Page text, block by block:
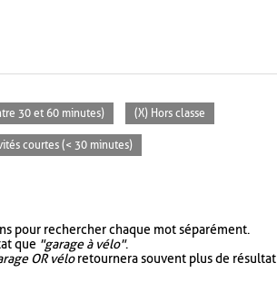
30 et 60 minutes) (X) Hors classe
courtes (< 30 minutes)
pour rechercher chaque mot séparément.
que "garage à vélo".
OR véloretournera souvent plus de résultat